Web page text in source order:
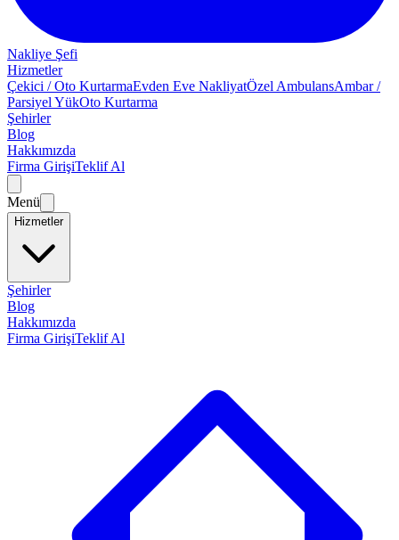
Nakliye Şefi
Hizmetler
Çekici / Oto KurtarmaEvden Eve NakliyatÖzel AmbulansAmbar /
Parsiyel YükOto Kurtarma
Şehirler
Blog
Hakkımızda
Firma GirişiTeklif Al
Menü
Hizmetler
Şehirler
Blog
Hakkımızda
Firma GirişiTeklif Al